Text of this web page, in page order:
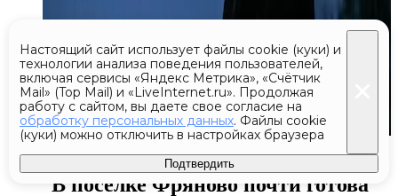
Сегодня 11:20
В поселке Фряново почти готова
Настоящий сайт использует файлы cookie (куки) и
технологии анализа поведения пользователей,
включая сервисы «Яндекс Метрика», «Счётчик
Mail» (Top Mail) и «LiveInternet.ru». Продолжая
работу с сайтом, вы даете свое согласие на
обработку персональных данных. Файлы cookie
(куки) можно отключить в настройках браузера
Подтвердить